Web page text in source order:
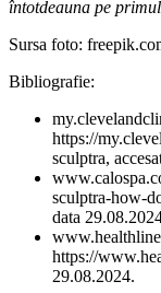
întotdeauna pe
Sursa foto:
Bibliografie:
https://
sculptra,
sculptra-how-
data
https://
29.08.2024.